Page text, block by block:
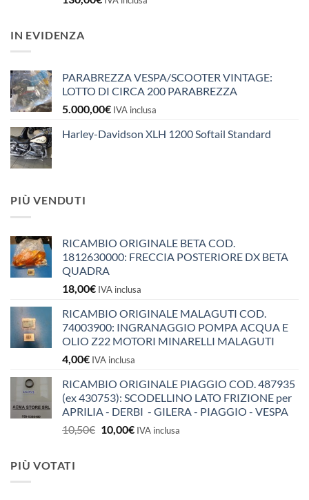
IN EVIDENZA
PARABREZZA VESPA/SCOOTER VINTAGE:
LOTTO DI CIRCA 200 PARABREZZA
5.000,00€ IVA inclusa
Harley-Davidson XLH 1200 Softail Standard
PIÙ VENDUTI
RICAMBIO ORIGINALE BETA COD.
1812630000: FRECCIA POSTERIORE DX BETA
QUADRA
18,00€ IVA inclusa
RICAMBIO ORIGINALE MALAGUTI COD.
74003900: INGRANAGGIO POMPA ACQUA E
OLIO Z22 MOTORI MINARELLI MALAGUTI
4,00€ IVA inclusa
RICAMBIO ORIGINALE PIAGGIO COD. 487935
(ex 430753): SCODELLINO LATO FRIZIONE per
APRILIA - DERBI - GILERA - PIAGGIO - VESPA
10,50€ Il
10,00€IlIVA inclusa
PIÙ VOTATI